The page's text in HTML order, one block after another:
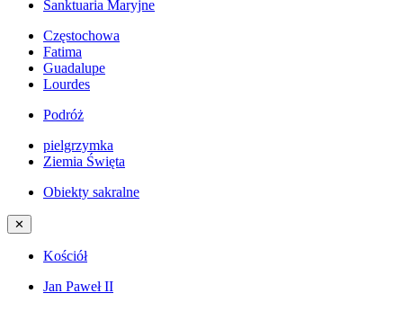
Sanktuaria Maryjne
Częstochowa
Fatima
Guadalupe
Lourdes
Podróż
pielgrzymka
Ziemia Święta
Obiekty sakralne
✕
Kościół
Jan Paweł II